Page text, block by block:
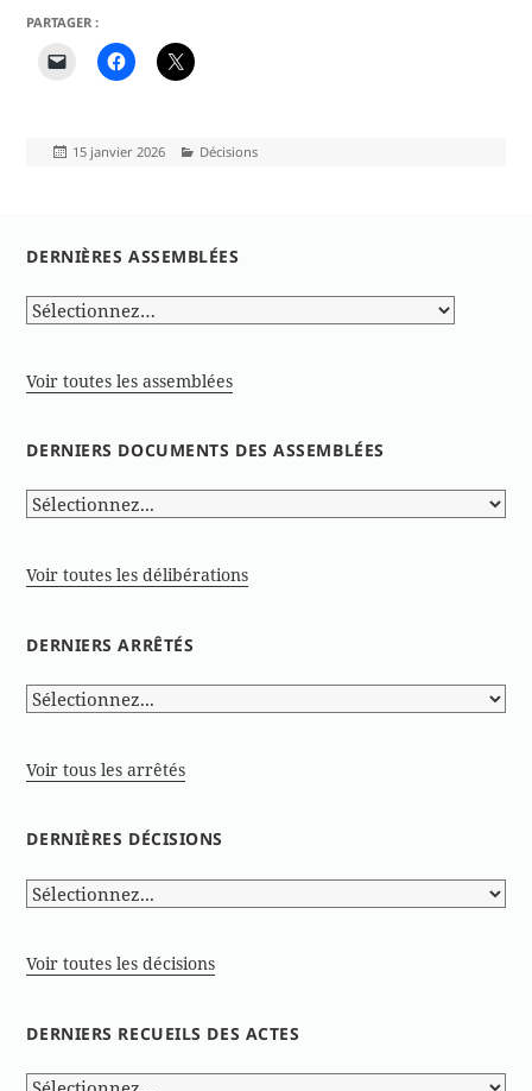
PARTAGER :
Publié
15 janvier 2026 Catégories
Décisions
DERNIÈRES ASSEMBLÉES
Voir toutes les assemblées
DERNIERS DOCUMENTS DES ASSEMBLÉES
Voir toutes les délibérations
DERNIERS ARRÊTÉS
Voir tous les arrêtés
DERNIÈRES DÉCISIONS
Voir toutes les décisions
DERNIERS RECUEILS DES ACTES